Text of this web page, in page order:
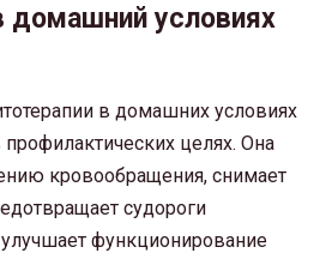
домашний условиях
в домашних условиях
целях. Она
кровообращения, снимает
судороги
функционирование